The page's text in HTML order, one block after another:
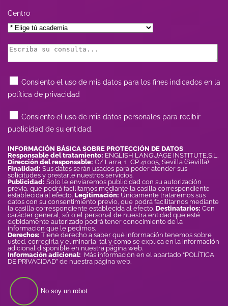
Centro
Consiento el uso de mis datos para los fines indicados en la
política de privacidad
Consiento el uso de mis datos personales para recibir
publicidad de su entidad.
INFORMACIÓN BÁSICA SOBRE PROTECCIÓN DE DATOS
Responsable del tratamiento: ENGLISH LANGUAGE INSTITUTE,S.L.
Dirección del responsable: C/ Larra, 1, CP 41005, Sevilla (Sevilla)
Finalidad: Sus datos serán usados para poder atender sus
solicitudes y prestarle nuestros servicios.
Publicidad: Solo le enviaremos publicidad con su autorización
previa, que podrá facilitarnos mediante la casilla correspondiente
establecida al efecto. Legitimación: Únicamente trataremos sus
datos con su consentimiento previo, que podrá facilitarnos mediante
la casilla correspondiente establecida al efecto. Destinatarios: Con
carácter general, sólo el personal de nuestra entidad que esté
debidamente autorizado podrá tener conocimiento de la
información que le pedimos.
Derechos: Tiene derecho a saber qué información tenemos sobre
usted, corregirla y eliminarla, tal y como se explica en la información
adicional disponible en nuestra página web.
Información adicional: Más información en el apartado “POLÍTICA
DE PRIVACIDAD” de nuestra página web.
No soy un robot